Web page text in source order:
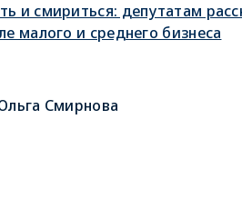
и смириться: депутатам
малого и среднего бизнеса
Смирнова